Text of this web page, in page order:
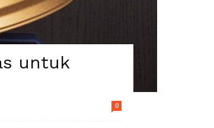
untuk
0